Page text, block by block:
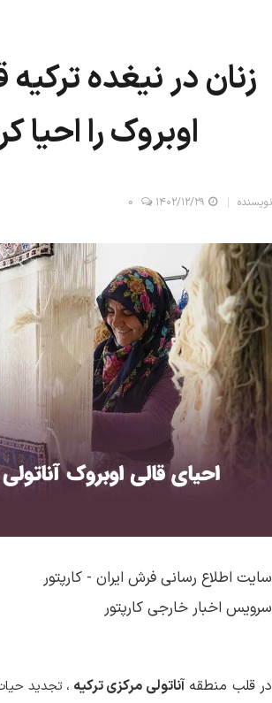
زنان در نیغده ترکیه
اوبروک را احیا
نویسنده ۱۴۰۲/۱۲/۲۹ 0
سایت اطلاع رسانی فرش ایران - کارپتور
سرویس اخبار خارجی کارپتور
در قلب منطقهآناتولی مرکزی ترکیه ، تجدید